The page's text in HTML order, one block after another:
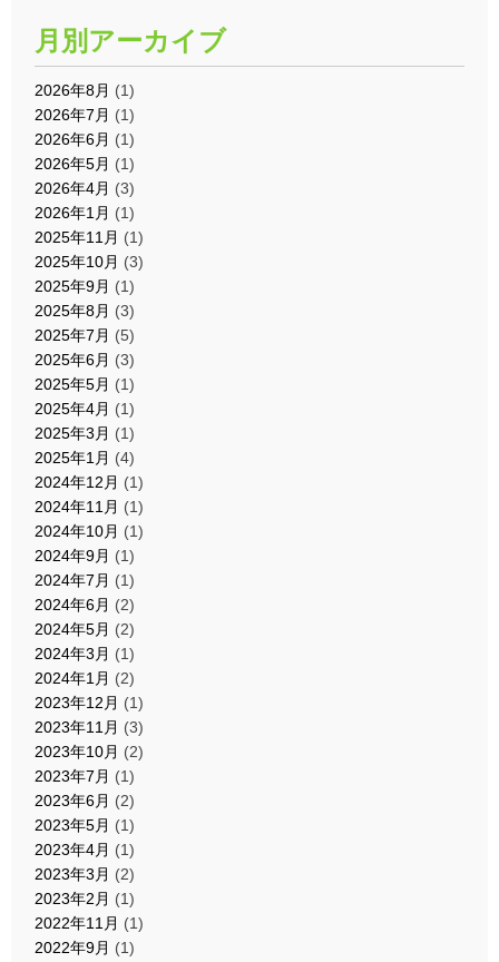
月別アーカイブ
2026年8月 (1)
2026年7月 (1)
2026年6月 (1)
2026年5月 (1)
2026年4月 (3)
2026年1月 (1)
2025年11月 (1)
2025年10月 (3)
2025年9月 (1)
2025年8月 (3)
2025年7月 (5)
2025年6月 (3)
2025年5月 (1)
2025年4月 (1)
2025年3月 (1)
2025年1月 (4)
2024年12月 (1)
2024年11月 (1)
2024年10月 (1)
2024年9月 (1)
2024年7月 (1)
2024年6月 (2)
2024年5月 (2)
2024年3月 (1)
2024年1月 (2)
2023年12月 (1)
2023年11月 (3)
2023年10月 (2)
2023年7月 (1)
2023年6月 (2)
2023年5月 (1)
2023年4月 (1)
2023年3月 (2)
2023年2月 (1)
2022年11月 (1)
2022年9月 (1)